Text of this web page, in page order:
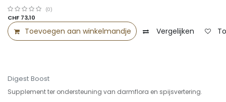
(0)
CHF 73,10
Toevoegen aan winkelmandje Vergelijken
Digest Boost
Supplement ter ondersteuning van darmflora en spijsvertering.